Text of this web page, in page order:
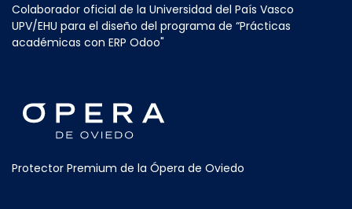
Colaborador oficial de la Universidad del País Vasco
UPV/EHU para el diseño del programa de “Prácticas
académicas con ERP Odoo"
Protector Premium de la Ópera de Oviedo